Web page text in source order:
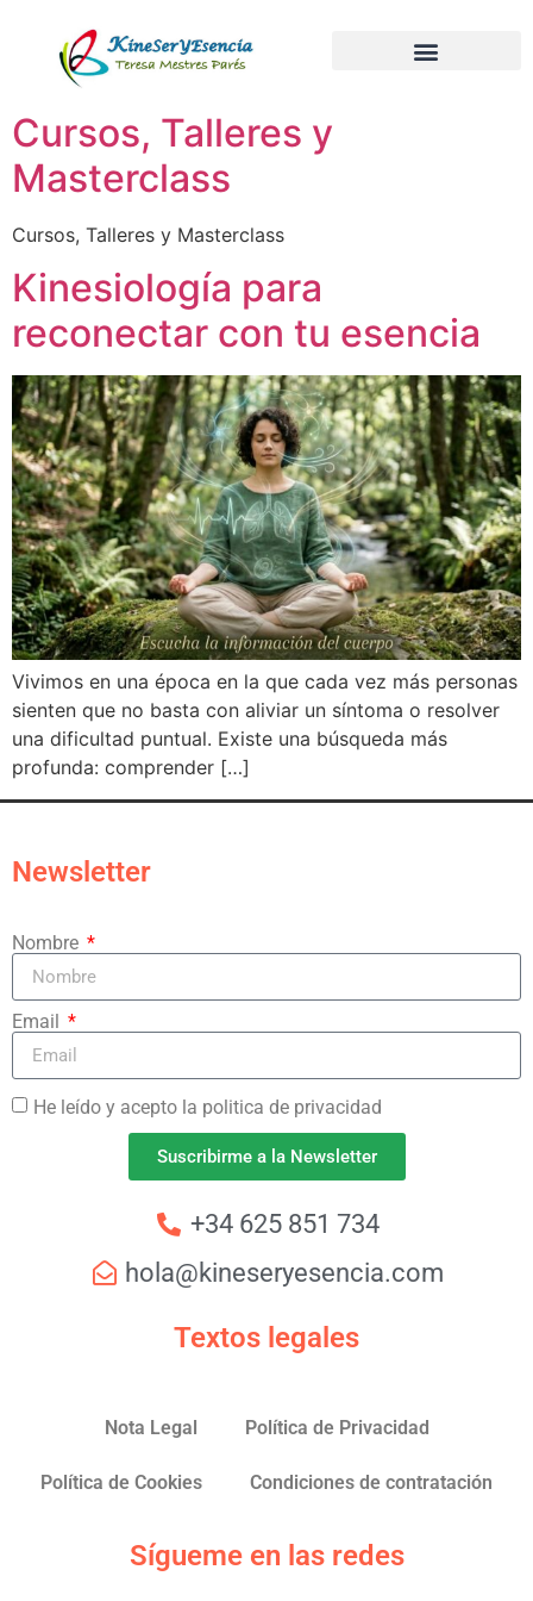
Cursos, Talleres y
Masterclass
Cursos, Talleres y Masterclass
Kinesiología para
reconectar con tu esencia
Vivimos en una época en la que cada vez más personas
sienten que no basta con aliviar un síntoma o resolver
una dificultad puntual. Existe una búsqueda más
profunda: comprender […]
Newsletter
Nombre
Email
He leído y acepto la politica de privacidad
Suscribirme a la Newsletter
+34 625 851 734
hola@kineseryesencia.com
Textos legales
Nota Legal Política de Privacidad
Política de Cookies Condiciones de contratación
Sígueme en las redes